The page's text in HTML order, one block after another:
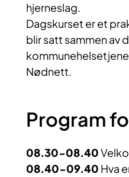
hjerneslag.
Dagskurset er et
blir satt sammen av
Nødnett.
Program
08.30-08.40
08.40-09.40 Hva